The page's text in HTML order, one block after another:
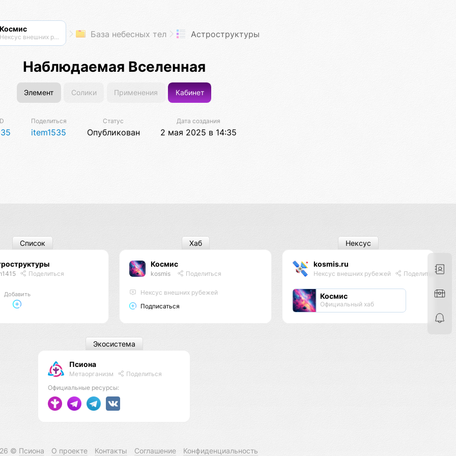
Нексус внешних рубежей База небесных тел Астроструктуры
Наблюдаемая Вселенная
Элемент Солики Применения Кабинет
Поделиться
item1535
Статус
Опубликован
Дата создания
2 мая 2025 в 14:35
Поделиться
Добавить
Список
Космис
kosmis Поделиться
Нексус внешних рубежей
Подписаться
Хаб
kosmis.ru
Нексус внешних рубежей Поделиться
Космис
Официальный хаб
Нексус
Псиона
Метаорганизм
Поделиться
Официальные ресурсы:
Экосистема
© Псиона О проекте Контакты Соглашение Конфиденциальность